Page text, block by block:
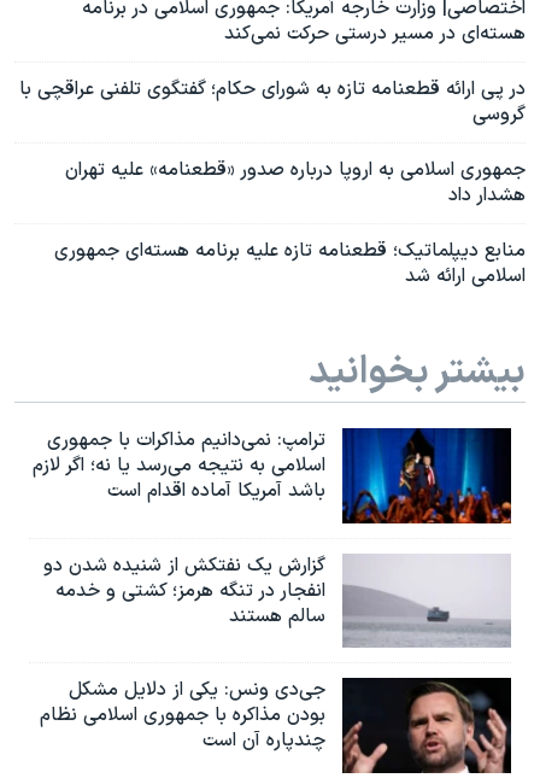
اختصاصی| وزارت خارجه آمریکا: جمهوری اسلامی در برنامه
هسته‌ای در مسیر درستی حرکت نمی‌کند
در پی ارائه قطعنامه تازه به شورای حکام؛ گفتگوی تلفنی عراقچی با
گروسی
جمهوری اسلامی به اروپا درباره صدور «قطعنامه» علیه تهران
هشدار داد
منابع دیپلماتیک؛ قطعنامه تازه علیه برنامه هسته‌ای جمهوری
اسلامی ارائه شد
بیشتر بخوانید
ترامپ: نمی‌دانیم مذاکرات با جمهوری
اسلامی به نتیجه می‌رسد یا نه؛ اگر لازم
باشد آمریکا آماده اقدام است
گزارش یک نفتکش از شنیده شدن دو
انفجار در تنگه هرمز؛ کشتی و خدمه
سالم هستند
جی‌دی ونس: یکی از دلایل مشکل
بودن مذاکره با جمهوری اسلامی نظام
چندپاره آن است